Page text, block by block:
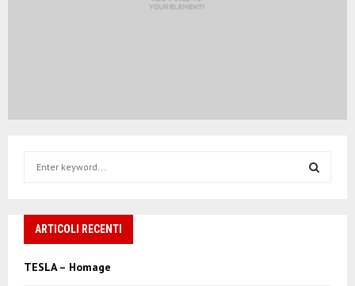
h
o
ARTICOLI RECENTI
TESLA – Homage